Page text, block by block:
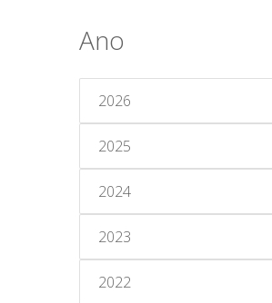
Ano
2026
2025
2024
2023
2022